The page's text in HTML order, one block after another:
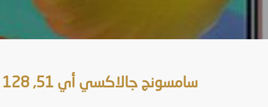
سامسونج جالاكسي أي 51, 128 حيجابايت, وردي